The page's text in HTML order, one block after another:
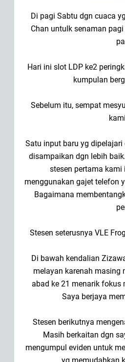
Di pagi Sabtu dgn cuaca
Chan untulk senaman
Hari ini slot LDP ke2
kumpulan
Sebelum itu, sempat
Satu input baru yg
disampaikan dgn lebih
stesen pertama
menggunakan gajet telefon
Bagaimana
Stesen seterusnya VLE
Di bawah kendalian
melayan karenah masing
abad ke 21 menarik
Saya berjaya
Stesen berikutnya
Masih berkaitan dgn
mengumpul eviden untuk